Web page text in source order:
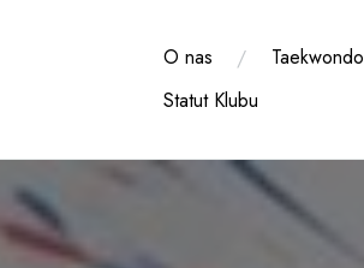
O nas Taekwondo
Statut Klubu